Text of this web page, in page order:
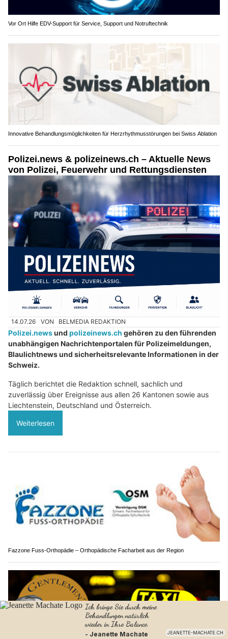
Vor Ort Hilfe EDV-Support für Service, Support und Notruftechnik
Innovative Behandlungsmöglichkeiten für Herzrhythmusstörungen bei Swiss Ablation
Polizei.news & polizeinews.ch – Aktuelle News
von Polizei, Feuerwehr und Rettungsdiensten
14.07.26 VON BELMEDIA REDAKTION
Polizei.newsund polizeinews.ch gehören zu den führenden
unabhängigen Nachrichtenportalen für Polizeimeldungen,
Blaulichtnews und sicherheitsrelevante Informationen in der
Schweiz.
Täglich berichtet die Redaktion schnell, sachlich und
zuverlässig über Ereignisse aus allen 26 Kantonen sowie aus
Liechtenstein, Deutschland und Österreich.
Weiterlesen
Fazzone Fuss-Orthopädie – Orthopädische Facharbeit aus der Region